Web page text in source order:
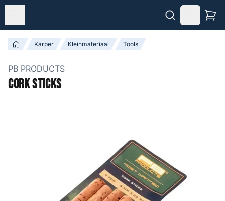
Karper Kleinmateriaal Tools
PB PRODUCTS
Cork Sticks